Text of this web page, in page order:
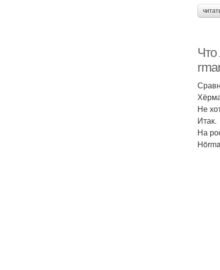
Не
Итак.
На